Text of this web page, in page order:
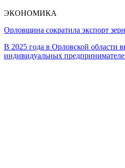
ЭКОНОМИКА
Орловщина сократила экспорт
В 2025 года в Орловской области
индивидуальных